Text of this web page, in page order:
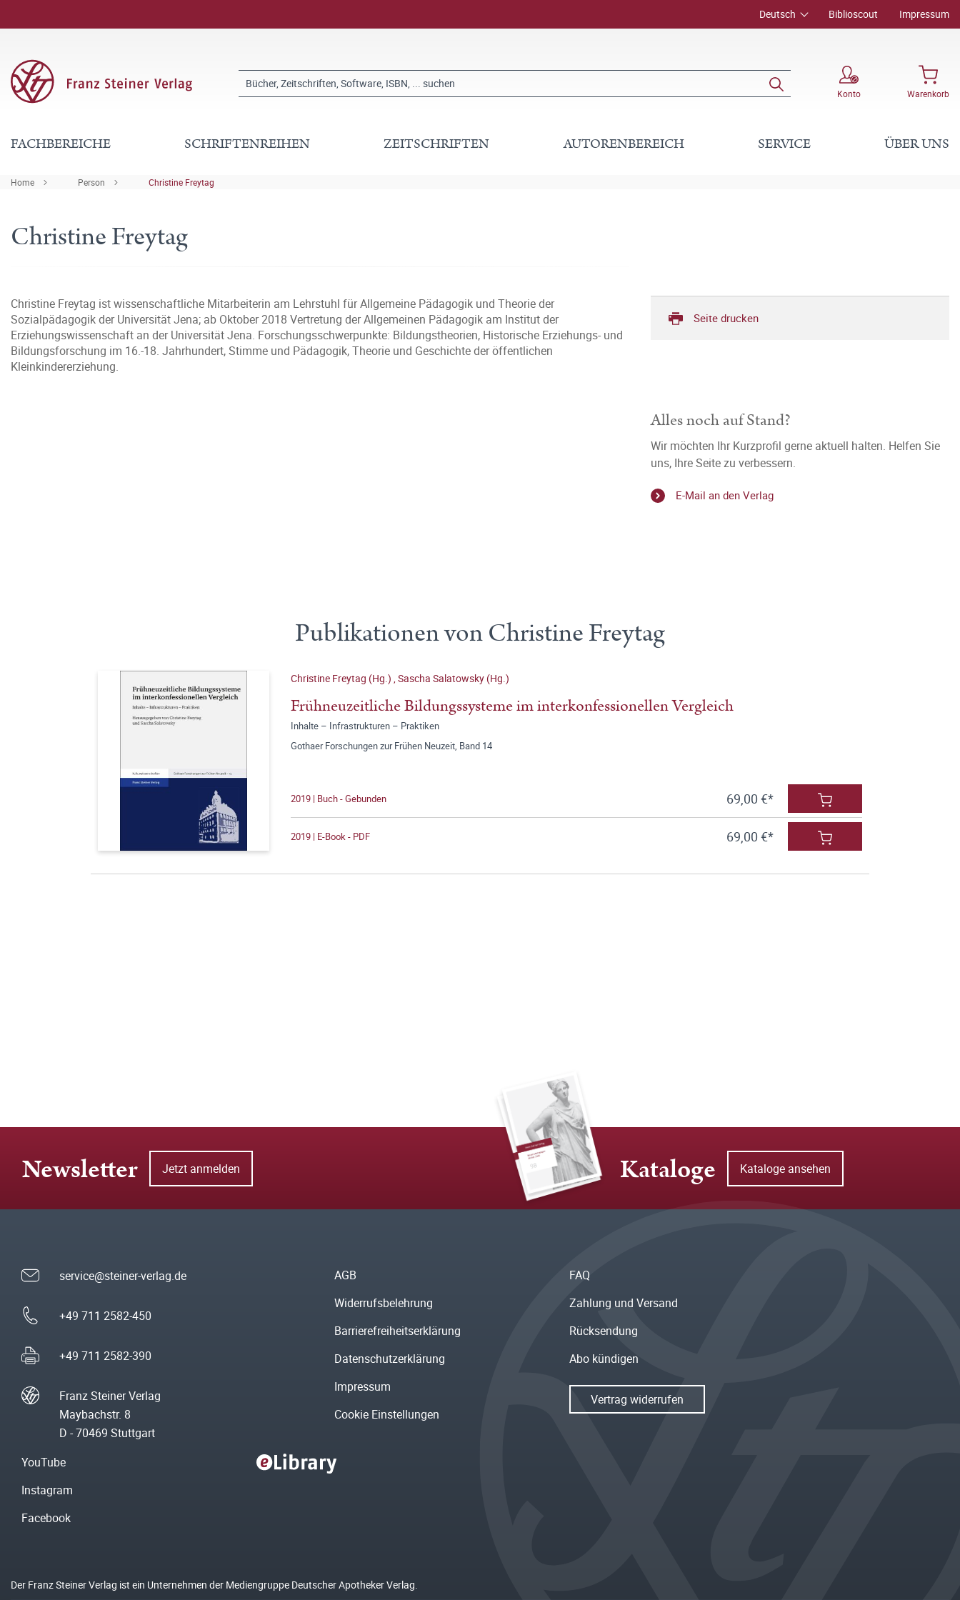
Deutsch Biblioscout Impressum
Konto Warenkorb
FACHBEREICHE SCHRIFTENREIHEN ZEITSCHRIFTEN AUTORENBEREICH SERVICE ÜBER UNS
Home Person Christine Freytag
Christine Freytag
Christine Freytag ist wissenschaftliche Mitarbeiterin am Lehrstuhl für Allgemeine Pädagogik und Theorie der
Sozialpädagogik der Universität Jena; ab Oktober 2018 Vertretung der Allgemeinen Pädagogik am Institut der
Erziehungswissenschaft an der Universität Jena. Forschungsschwerpunkte: Bildungstheorien, Historische Erziehungs- und
Bildungsforschung im 16.-18. Jahrhundert, Stimme und Pädagogik, Theorie und Geschichte der öffentlichen
Kleinkindererziehung.
Seite drucken
Alles noch auf Stand?
Wir möchten Ihr Kurzprofil gerne aktuell halten. Helfen Sie
uns, Ihre Seite zu verbessern.
E-Mail an den Verlag
Publikationen von Christine Freytag
Christine Freytag (Hg.) ,Sascha Salatowsky (Hg.)
Frühneuzeitliche Bildungssysteme im interkonfessionellen Vergleich
Inhalte – Infrastrukturen – Praktiken
Gothaer Forschungen zur Frühen Neuzeit, Band 14
2019 | Buch - Gebunden 69,00 €*
2019 | E-Book - PDF 69,00 €*
Newsletter Jetzt anmelden Kataloge Kataloge ansehen
service@steiner-verlag.de
+49 711 2582-450
+49 711 2582-390
Franz Steiner Verlag
Maybachstr. 8
D - 70469 Stuttgart
AGB
Widerrufsbelehrung
Barrierefreiheitserklärung
Datenschutzerklärung
Impressum
Cookie Einstellungen
FAQ
Zahlung und Versand
Rücksendung
Abo kündigen
Vertrag widerrufen
YouTube
Instagram
Facebook
Der Franz Steiner Verlag ist ein Unternehmen der Mediengruppe Deutscher Apotheker Verlag.